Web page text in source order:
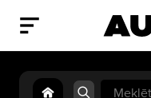
Search